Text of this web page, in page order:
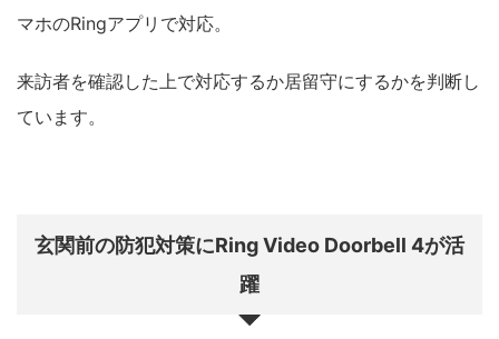
マホのRingアプリで対応。
来訪者を確認した上で対応するか居留守にするかを判断し
ています。
玄関前の防犯対策にRing Video Doorbell 4が活
躍